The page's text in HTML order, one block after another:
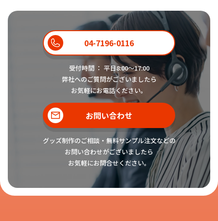
04-7196-0116
受付時間 ： 平日8:00〜17:00
弊社へのご質問がございましたら
お気軽にお電話ください。
お問い合わせ
グッズ制作のご相談・無料サンプル注文などの
お問い合わせがございましたら
お気軽にお問合せください。